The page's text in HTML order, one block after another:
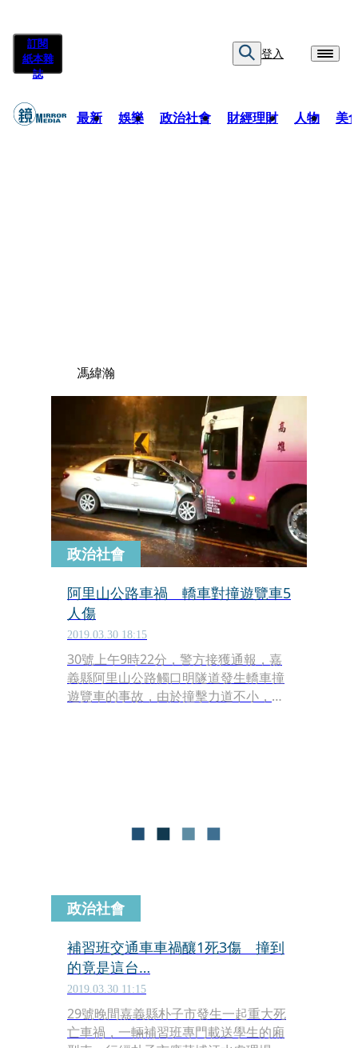
訂閱
紙本雜
誌
登入
最新 娛樂 政治社會 財經理財 人物 美
馮緯瀚
政治社會
阿里山公路車禍 轎車對撞遊覽車5
人傷
2019.03.30 18:15
30號上午9時22分，警方接獲通報，嘉
義縣阿里山公路觸口明隧道發生轎車撞
遊覽車的事故，由於撞擊力道不小，造
政治社會
補習班交通車車禍釀1死3傷 撞到
的竟是這台…
2019.03.30 11:15
29號晚間嘉義縣朴子市發生一起重大死
亡車禍，一輛補習班專門載送學生的廂